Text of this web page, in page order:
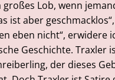
großes Lob, wenn
ist aber
eben nicht“, erwidere
Geschichte. Traxler
der dieses